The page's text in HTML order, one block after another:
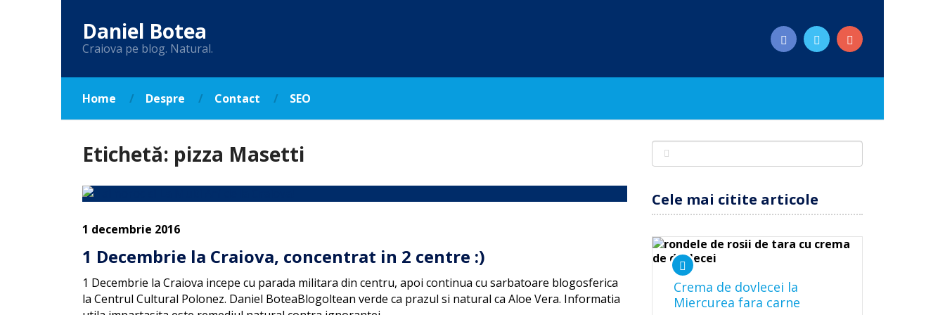
Daniel Botea
Craiova pe blog. Natural.
Home Despre Contact SEO
Etichetă: pizza Masetti
1 decembrie 2016
1 Decembrie la Craiova, concentrat in 2 centre :)
1 Decembrie la Craiova incepe cu parada militara din centru, apoi continua cu sarbatoare blogosferica
la Centrul Cultural Polonez. Daniel BoteaBlogoltean verde ca prazul si natural ca Aloe Vera. Informatia
Cele mai citite articole
Crema de dovlecei la
Miercurea fara carne